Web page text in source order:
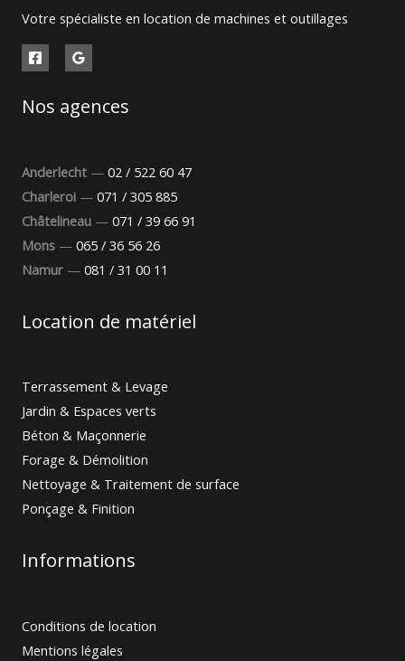
Votre spécialiste en location de machines et outillages
Nos agences
Anderlecht — 02 / 522 60 47
Charleroi — 071 / 305 885
Châtelineau — 071 / 39 66 91
Mons — 065 / 36 56 26
Namur — 081 / 31 00 11
Location de matériel
Terrassement & Levage
Jardin & Espaces verts
Béton & Maçonnerie
Forage & Démolition
Nettoyage & Traitement de surface
Ponçage & Finition
Informations
Conditions de location
Mentions légales